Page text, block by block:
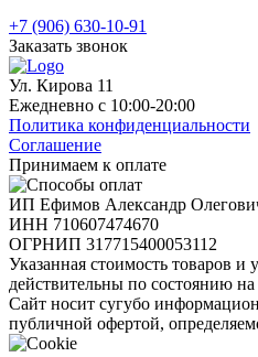
+7 (906) 630-10-91
Заказать звонок
Ул. Кирова 11
Ежедневно с 10:00-20:00
Политика конфиденциальности
Соглашение
Принимаем к оплате
ИП Ефимов Александр
ИНН 710607474670
ОГРНИП 317715400053112
Указанная стоимость товаров и
действительны по состоянию
Сайт носит сугубо
публичной офертой,